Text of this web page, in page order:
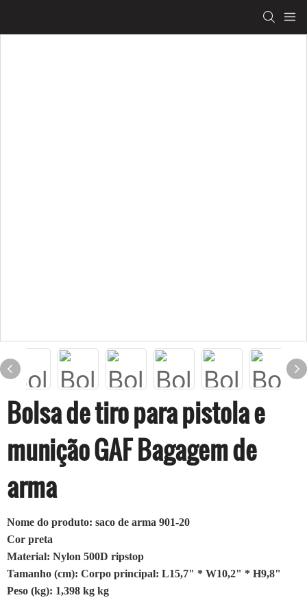
Bolsa de tiro para pistola e
munição GAF Bagagem de
arma
Nome do produto: saco de arma 901-20
Cor preta
Material: Nylon 500D ripstop
Tamanho (cm): Corpo principal: L15,7" * W10,2" * H9,8"
Peso (kg): 1,398 kg kg